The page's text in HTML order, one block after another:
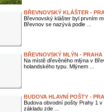
BŘEVNOVSKÝ KLÁŠTER -
Břevnovský klášter byl prvním
Břevnov se nazývá podle ...
BŘEVNOVSKÝ MLÝN - PRAHA
Na místě dřevěného mlýna v
holandského typu. Mlýnem ...
BUDOVA HLAVNÍ POŠTY -
Budova obvodní pošty Prahy 1
základu zde ...